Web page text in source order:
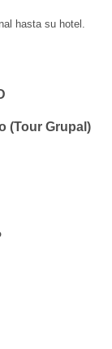
hasta su hotel.
(Tour Grupal)